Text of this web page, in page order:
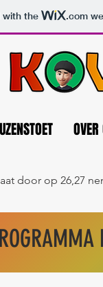
with the .com
door op 26,27